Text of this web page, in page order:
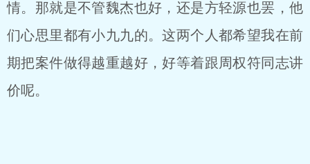
情。那就是不管魏杰也好，还是方轻源也罢，他
们心思里都有小九九的。这两个人都希望我在前
期把案件做得越重越好，好等着跟周权符同志讲
价呢。